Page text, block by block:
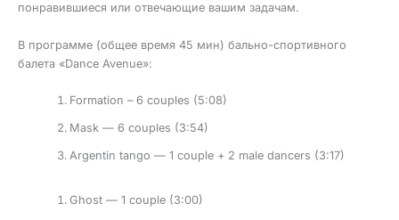
понравившиеся или отвечающие вашим задачам.
В программе (общее время 45 мин) бально-спортивного
балета «Dance Avenue»:
Formation – 6 couples (5:08)
Mask — 6 couples (3:54)
Argentin tango — 1 couple + 2 male dancers (3:17)
Ghost — 1 couple (3:00)